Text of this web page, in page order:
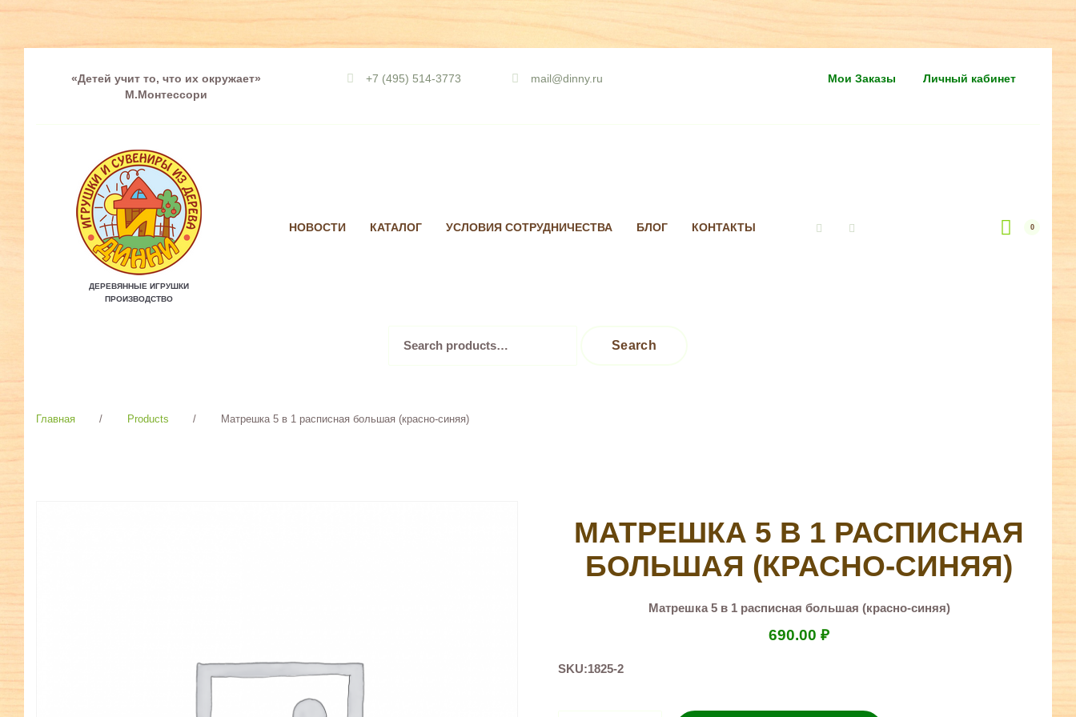
to
«Детей учит то, что их окружает»
М.Монтессори
+7 (495) 514-3773 mail@dinny.ru Мои Заказы Личный кабинет
ДЕРЕВЯННЫЕ ИГРУШКИ
ПРОИЗВОДСТВО
НОВОСТИ КАТАЛОГ УСЛОВИЯ СОТРУДНИЧЕСТВА БЛОГ КОНТАКТЫ 0
for:
Search
Главная / Products / Матрешка 5 в 1 расписная большая (красно-синяя)
МАТРЕШКА 5 В 1 РАСПИСНАЯ
БОЛЬШАЯ (КРАСНО-СИНЯЯ)
Матрешка 5 в 1 расписная большая (красно-синяя)
690.00₽
SKU:1825-2